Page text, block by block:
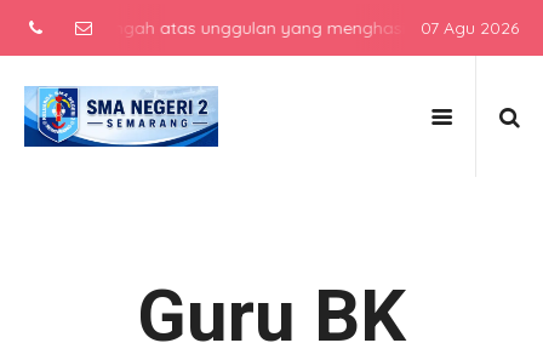
menengah atas unggulan yang menghasilkan lulusan07 Agu 2026
Guru BK